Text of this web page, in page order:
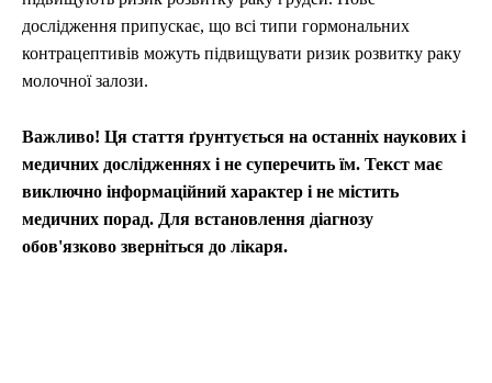
дослідження припускає, що всі типи гормональних
контрацептивів можуть підвищувати ризик розвитку раку
молочної залози.
Важливо! Ця стаття ґрунтується на останніх наукових і
медичних дослідженнях і не суперечить їм. Текст має
виключно інформаційний характер і не містить
медичних порад. Для встановлення діагнозу
обов'язково зверніться до лікаря.